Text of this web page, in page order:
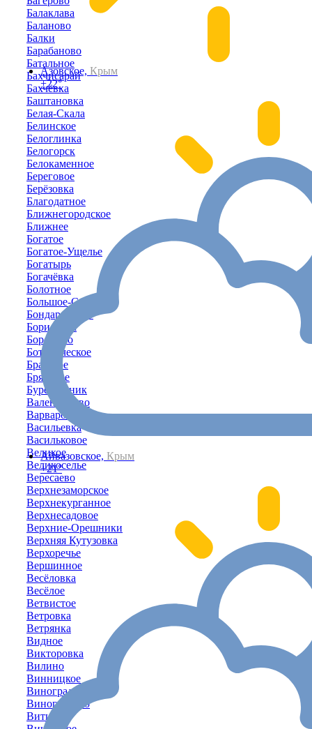
Азовское, Крым
+22°
Айвазовское, Крым
+21°
Балаклава
Баланово
Балки
Барабаново
Батальное
Бахчисарай
Бахчёвка
Баштановка
Белая-Скала
Белинское
Белоглинка
Белогорск
Белокаменное
Береговое
Берёзовка
Благодатное
Ближнегородское
Ближнее
Богатое
Богатое-Ущелье
Богатырь
Богачёвка
Болотное
Большое-Садовое
Бондаренково
Борисовка
Бородино
Ботаническое
Братское
Брянское
Буревестник
Валентиново
Варваровка
Васильевка
Васильковое
Великое
Великоселье
Вересаево
Верхнезаморское
Верхнекурганное
Верхнесадовое
Верхние-Орешники
Верхняя Кутузовка
Верхоречье
Вершинное
Весёловка
Весёлое
Ветвистое
Ветровка
Ветрянка
Видное
Викторовка
Вилино
Винницкое
Виноградное
Виноградово
Витино